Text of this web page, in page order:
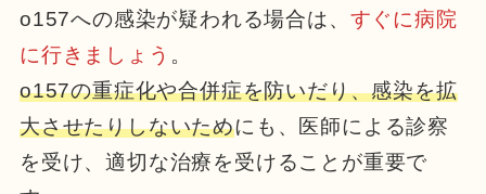
o157への感染が疑われる場合は、 すぐに病院
に行きましょう 。
o157の重症化や合併症を防いだり、感染を拡
大させたりしないためにも、医師による診察
を受け、適切な治療を受けることが重要で